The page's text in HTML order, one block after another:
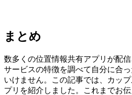
まとめ
数多くの位置情報共有アプリが配
サービスの特徴を調べて自分に合
いけません。この記事では、カッ
プリを紹介しました。これまでお